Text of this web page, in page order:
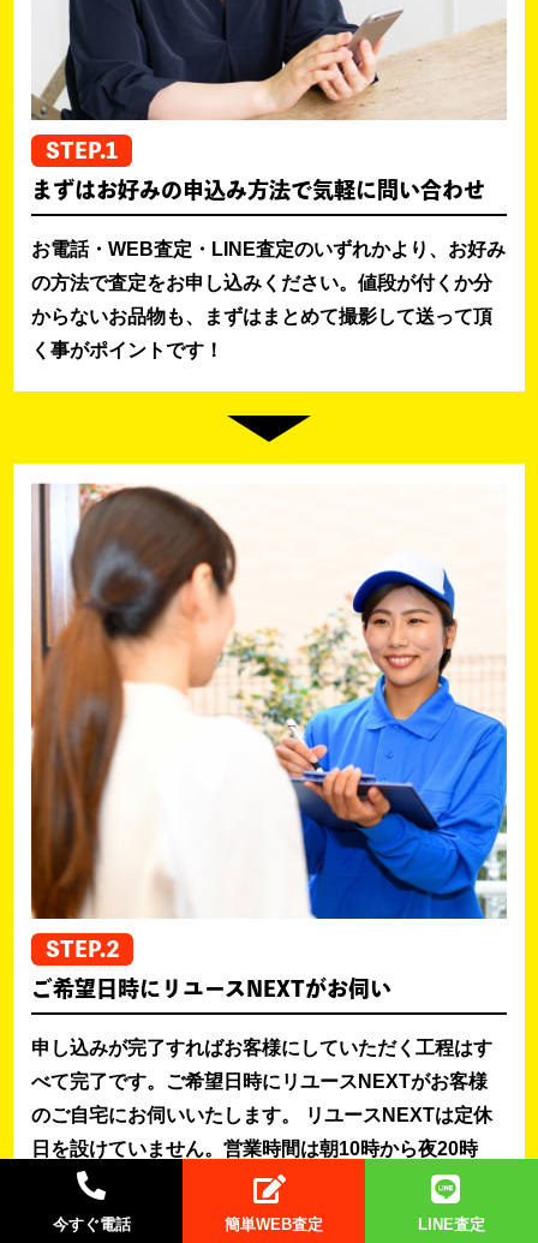
STEP.1
まずはお好みの申込み方法で気軽に問い合わせ
お電話・WEB査定・LINE査定のいずれかより、お好み
の方法で査定をお申し込みください。値段が付くか分
からないお品物も、まずはまとめて撮影して送って頂
く事がポイントです！
STEP.2
ご希望日時にリユースNEXTがお伺い
申し込みが完了すればお客様にしていただく工程はす
べて完了です。ご希望日時にリユースNEXTがお客様
のご自宅にお伺いいたします。 リユースNEXTは定休
日を設けていません。営業時間は朝10時から夜20時
で、予約に空きがあれば即日対応も可能です。お急ぎ
の方は、ぜひご連絡ください。 プチ情報 長年放置し
今すぐ電話 簡単WEB査定 LINE査定